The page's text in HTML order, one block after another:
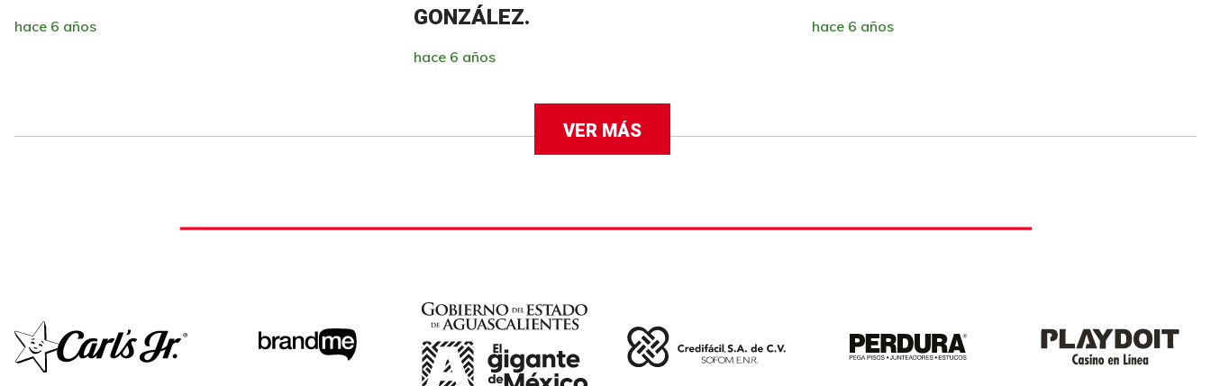
hace 6 años
GONZÁLEZ.
hace 6 años
hace 6 años
VER MÁS